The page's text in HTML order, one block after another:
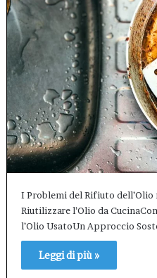
I Problemi del Rifiuto
Riutilizzare l’Olio da
l’Olio UsatoUn Approccio
Leggi di più »